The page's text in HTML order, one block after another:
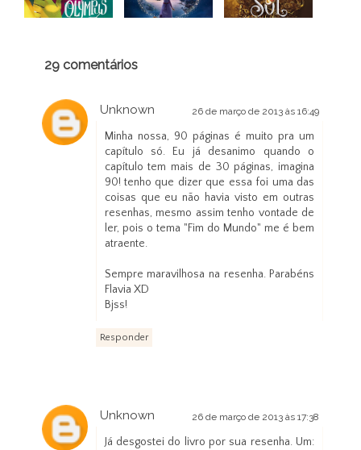
29 comentários
Unknown 26 de março de 2013 às 16:49
Minha nossa, 90 páginas é muito pra um
capítulo só. Eu já desanimo quando o
capítulo tem mais de 30 páginas, imagina
90! tenho que dizer que essa foi uma das
coisas que eu não havia visto em outras
resenhas, mesmo assim tenho vontade de
ler, pois o tema "Fim do Mundo" me é bem
atraente.
Sempre maravilhosa na resenha. Parabéns
Flavia XD
Bjss!
Responder
Unknown 26 de março de 2013 às 17:38
Já desgostei do livro por sua resenha. Um: